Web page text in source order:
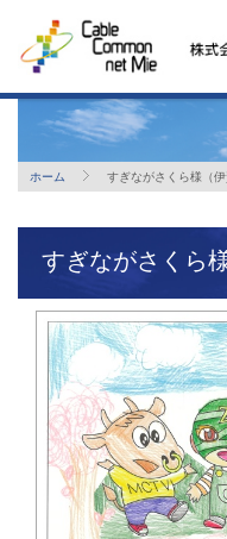
ホーム すぎながさくら様（伊
すぎながさくら